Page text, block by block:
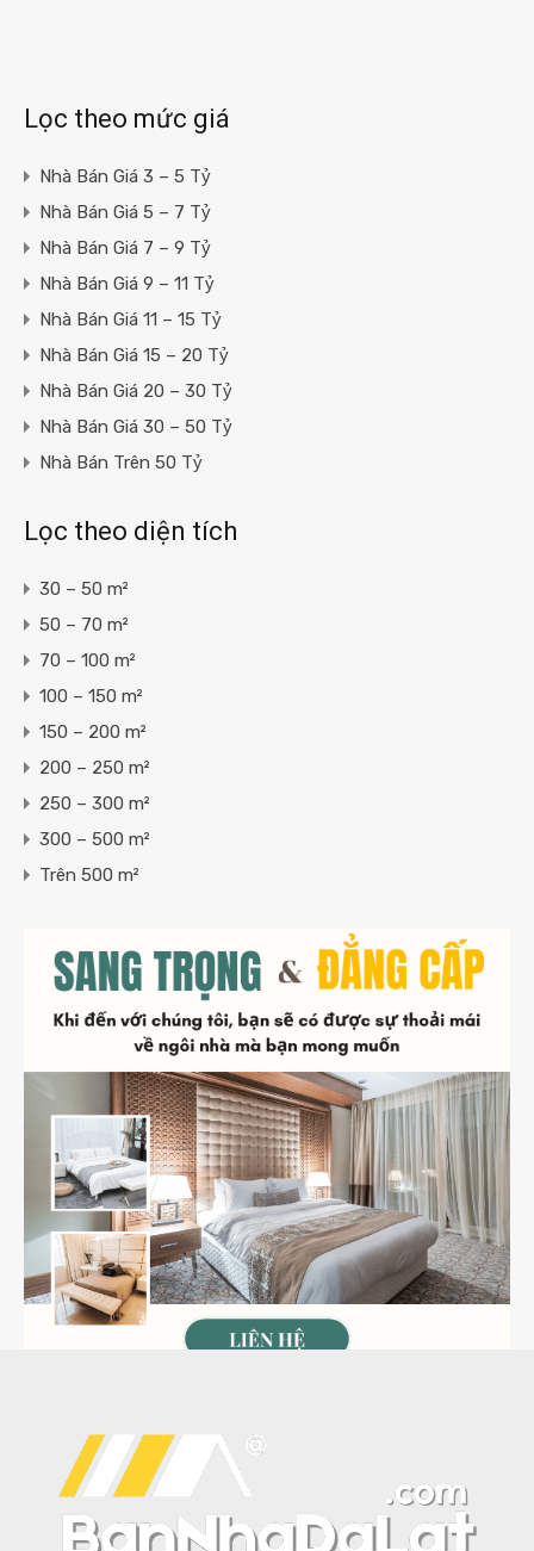
Lọc theo mức giá
Nhà Bán Giá 3 – 5 Tỷ
Nhà Bán Giá 5 – 7 Tỷ
Nhà Bán Giá 7 – 9 Tỷ
Nhà Bán Giá 9 – 11 Tỷ
Nhà Bán Giá 11 – 15 Tỷ
Nhà Bán Giá 15 – 20 Tỷ
Nhà Bán Giá 20 – 30 Tỷ
Nhà Bán Giá 30 – 50 Tỷ
Nhà Bán Trên 50 Tỷ
Lọc theo diện tích
30 – 50 m²
50 – 70 m²
70 – 100 m²
100 – 150 m²
150 – 200 m²
200 – 250 m²
250 – 300 m²
300 – 500 m²
Trên 500 m²